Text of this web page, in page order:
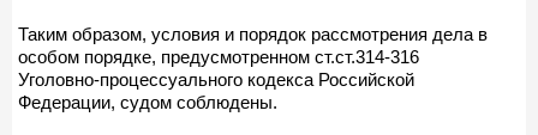
Таким образом, условия и порядок рассмотрения дела в
особом порядке, предусмотренном ст.ст.314-316
Уголовно-процессуального кодекса Российской
Федерации, судом соблюдены.